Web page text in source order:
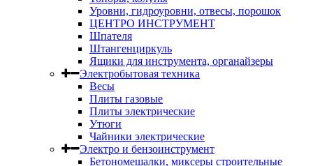
Уровни, гидроуровни, отвесы, порошок
ЦЕНТРО ИНСТРУМЕНТ
Шпателя
Штангенциркуль
Ящики для инструмента, органайзеры
Электробытовая техника
Весы
Плиты газовые
Плиты электрические
Утюги
Чайники электрические
Электро и бензоинструмент
Бетономешалки, миксеры строительные